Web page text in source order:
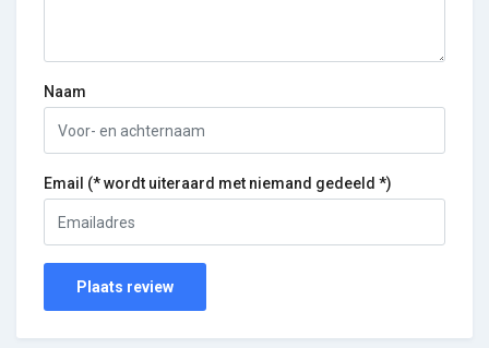
Naam
Email (* wordt uiteraard met niemand gedeeld *)
Plaats review